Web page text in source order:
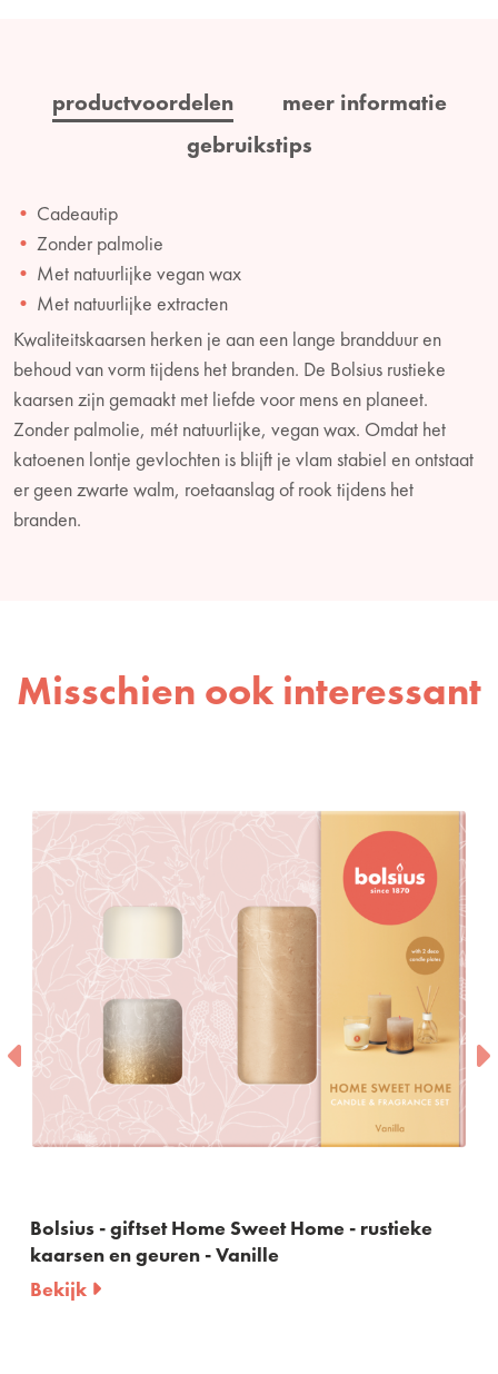
productvoordelen
meer informatie
gebruikstips
Cadeautip
Zonder palmolie
Met natuurlijke vegan wax
Met natuurlijke extracten
Kwaliteitskaarsen herken je aan een lange brandduur en
behoud van vorm tijdens het branden. De Bolsius rustieke
kaarsen zijn gemaakt met liefde voor mens en planeet.
Zonder palmolie, mét natuurlijke, vegan wax. Omdat het
katoenen lontje gevlochten is blijft je vlam stabiel en ontstaat
er geen zwarte walm, roetaanslag of rook tijdens het
branden.
Misschien ook interessant
- rustieke
Bolsius - giftset Cozy Hideaway
kaarsen en geuren - Appel